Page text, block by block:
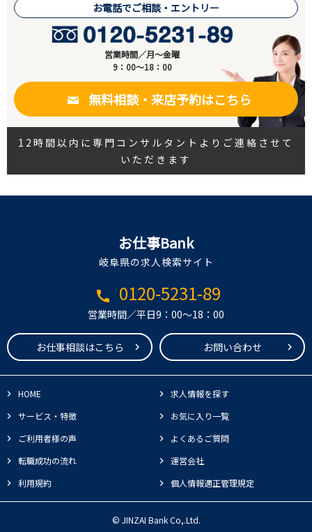
お電話でご相談・エントリー
営業時間／月～金曜
9：00～18：00
無料相談・来店予約はこちら
12時間以内に専門コンサルタントよりご連絡させて
いただきます
お仕事Bank
岐阜県の求人検索サイト
call 0120-5231-89
営業時間／平日9：00～18：00
お仕事相談はこちら お問い合わせ
HOME
求人情報を探す
サービス・特徴
お気に入り一覧
ご利用者様の声
よくあるご質問
転職成功の流れ
運営会社
利用規約
個人情報適正管理規定
© JINZAI Bank Co,.Ltd.